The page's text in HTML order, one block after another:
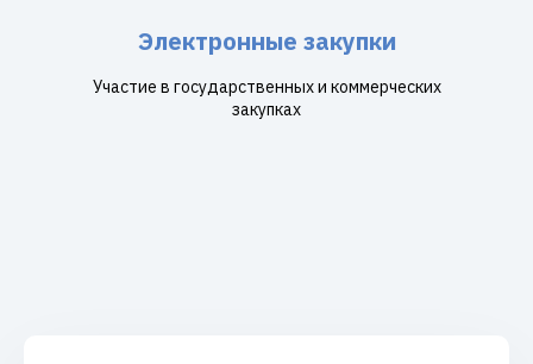
Электронные закупки
Участие в государственных и коммерческих
закупках